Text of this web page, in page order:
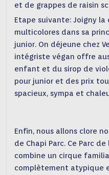
et de grappes de raisin
Etape suivante: Joigny
multicolores dans sa
junior. On déjeune chez
intégriste végan offre
enfant et du sirop de
pour junior et des prix
spacieux, sympa et
Enfin, nous allons clore
de Chapi Parc. Ce Parc
combine un cirque
complètement atypique